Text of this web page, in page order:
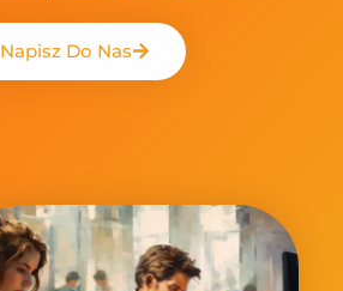
Napisz Do Nas